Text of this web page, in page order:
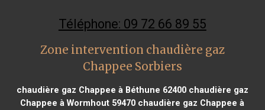
Téléphone: 09 72 66 89 55
Zone intervention chaudière gaz
Chappee Sorbiers
chaudière gaz Chappee à Béthune 62400chaudière gaz
Chappee à Wormhout 59470 chaudière gaz Chappee à